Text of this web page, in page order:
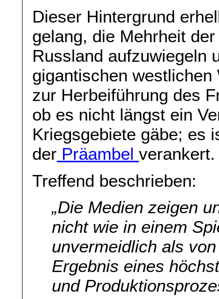
Dieser Hintergrund
gelang, die Mehrheit
Russland aufzuwiegeln
gigantischen
zur Herbeiführung des
ob es nicht längst ein
Kriegsgebiete gäbe; es
der Präambelverankert.
Treffend beschrieben:
„Die Medien zeigen
nicht wie in einem
unvermeidlich als
Ergebnis eines
und